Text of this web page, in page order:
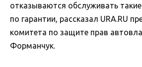
отказываются обслуживать
по гарантии, рассказал URA.RU
комитета по защите прав
Форманчук.